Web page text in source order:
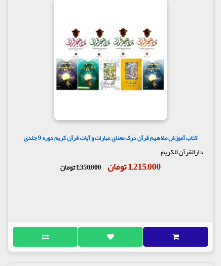
کتاب آموزش مفاهیم قرآن درک معنای عبارات و آیات قرآن کریم دوره 9 جلدی
دارالقرآن الکریم
1,215,000 تومان 1,350,000 تومان